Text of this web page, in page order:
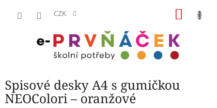
CZK
Spisové desky A4 s gumičkou
NEOColori – oranžové